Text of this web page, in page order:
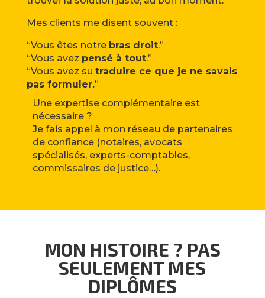
Mes clients me disent souvent :
“Vous êtes notre bras droit.”
“Vous avez pensé à tout.”
“Vous avez su traduire ce que je ne savais
pas formuler.”
Une expertise complémentaire est
nécessaire ?
Je fais appel à mon réseau de partenaires
de confiance (notaires, avocats
spécialisés, experts-comptables,
commissaires de justice…).
MON HISTOIRE ? PAS
SEULEMENT MES
DIPLÔMES